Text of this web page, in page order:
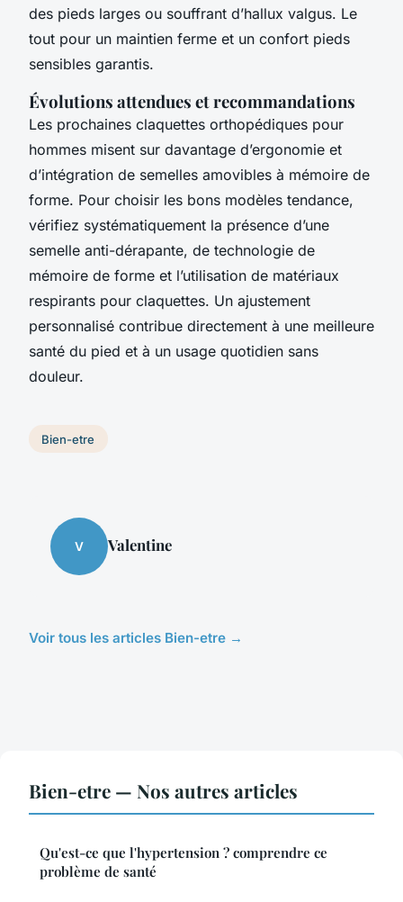
des pieds larges ou souffrant d’hallux valgus. Le
tout pour un maintien ferme et un confort pieds
sensibles garantis.
Évolutions attendues et recommandations
Les prochaines claquettes orthopédiques pour
hommes misent sur davantage d’ergonomie et
d’intégration de semelles amovibles à mémoire de
forme. Pour choisir les bons modèles tendance,
vérifiez systématiquement la présence d’une
semelle anti-dérapante, de technologie de
mémoire de forme et l’utilisation de matériaux
respirants pour claquettes. Un ajustement
personnalisé contribue directement à une meilleure
santé du pied et à un usage quotidien sans
douleur.
Bien-etre
V Valentine
Voir tous les articles Bien-etre →
Bien-etre — Nos autres articles
Qu'est-ce que l'hypertension ? comprendre ce
problème de santé